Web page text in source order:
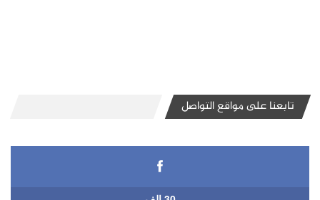
تابعنا على مواقع التواصل